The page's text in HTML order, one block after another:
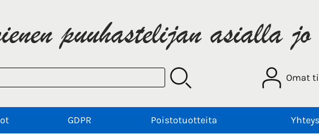
Omat
GDPR Poistotuotteita